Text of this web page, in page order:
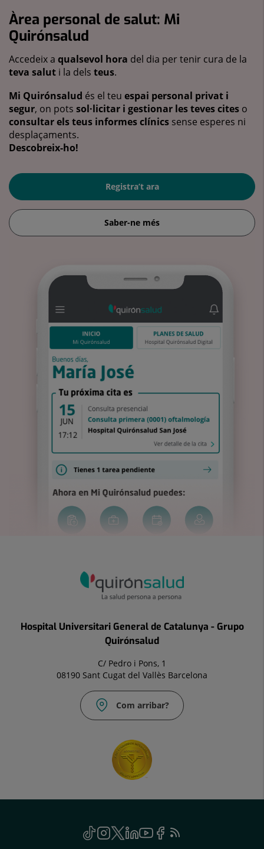
Àrea personal de salut: Mi
Quirónsalud
Accedeix a qualsevol hora del dia per tenir cura de la
teva salut i la dels teus.
Mi Quirónsalud és el teu espai personal privat i
segur, on pots sol·licitar i gestionar les teves cites o
consultar els teus informes clínics sense esperes ni
desplaçaments.
Descobreix-ho!
Registra’t ara
Saber-ne més
Hospital Universitari General de Catalunya - Grupo
Quirónsalud
C/ Pedro i Pons, 1
08190 Sant Cugat del Vallès Barcelona
Com arribar?
TikTok
Aquest
enllaç
Instagram
Aquest
enllaç
Twitter
Aquest
enllaç
Linkedin
AquestYoutube
Aquest
enllaç
Facebook
Aquest
enllaç
Feed
Aquest